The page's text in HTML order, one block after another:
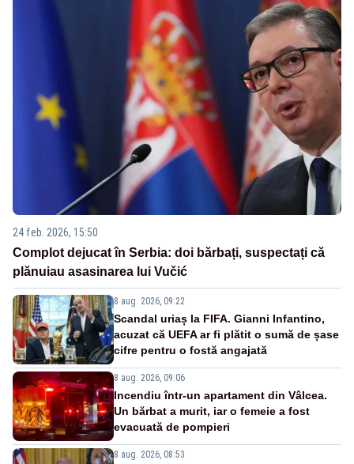
24 feb. 2026, 15:50
Complot dejucat în Serbia: doi bărbați, suspectați că
plănuiau asasinarea lui Vučić
8 aug. 2026, 09:22
Scandal uriaș la FIFA. Gianni Infantino,
acuzat că UEFA ar fi plătit o sumă de șase
cifre pentru o fostă angajată
8 aug. 2026, 09:06
Incendiu într-un apartament din Vâlcea.
Un bărbat a murit, iar o femeie a fost
evacuată de pompieri
8 aug. 2026, 08:53